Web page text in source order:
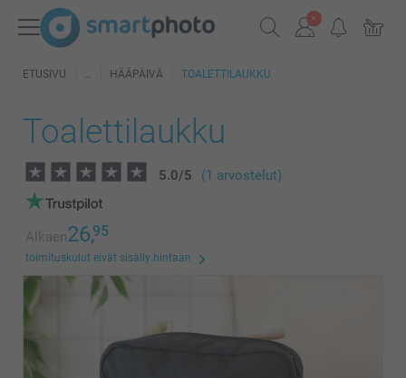
ETUSIVU HÄÄPÄIVÄ TOALETTILAUKKU
Toalettilaukku
5.0/5 (1 arvostelut)
Alkaen26,95
toimituskulut eivät sisälly hintaan